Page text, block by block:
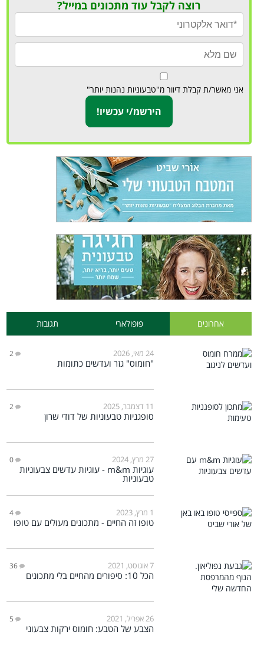
רוצה לקבל עוד מתכונים במייל?
אני מאשר/ת קבלת דיוור מ"טבעוניות נהנות יותר"
אחרונים פופולארי תגובות
24 מאי, 2026 2
"חומוס" גזר ועדשים כתומות
11 דצמבר, 2025 2
סופגניות טבעוניות של דודי שרון
27 מרץ, 2024 0
עוגיות m&m - עוגיות עדשים צבעוניות
טבעוניות
1 מרץ, 2023 4
טופו זה החיים - מתכונים מעולים עם טופו
7 אוגוסט, 2021 36
הכל 10: סיפורים מהחיים בלי מתכונים
26 אפריל, 2021 5
הצבע של הטבע: חומוס ירקות צבעוני